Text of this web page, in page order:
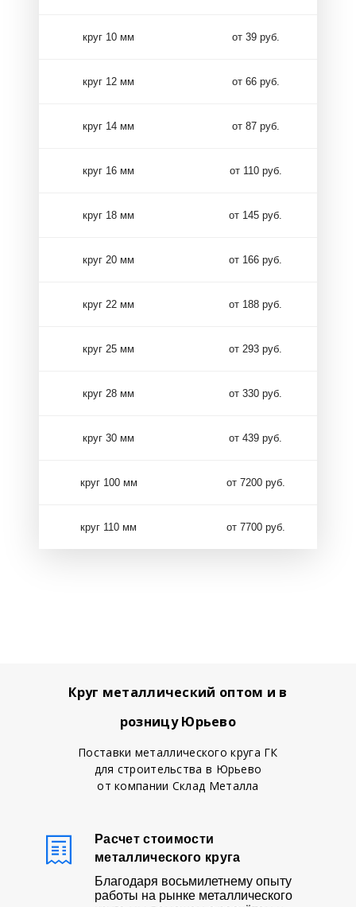
круг 10 мм от 39 руб.
круг 12 мм от 66 руб.
круг 14 мм от 87 руб.
круг 16 мм от 110 руб.
круг 18 мм от 145 руб.
круг 20 мм от 166 руб.
круг 22 мм от 188 руб.
круг 25 мм от 293 руб.
круг 28 мм от 330 руб.
круг 30 мм от 439 руб.
круг 100 мм от 7200 руб.
круг 110 мм от 7700 руб.
Круг металлический оптом и в
розницу Юрьево
Поставки металлического круга ГК
для строительства в Юрьево
от компании Склад Металла
Расчет стоимости
металлического круга
Благодаря восьмилетнему опыту
работы на рынке металлического